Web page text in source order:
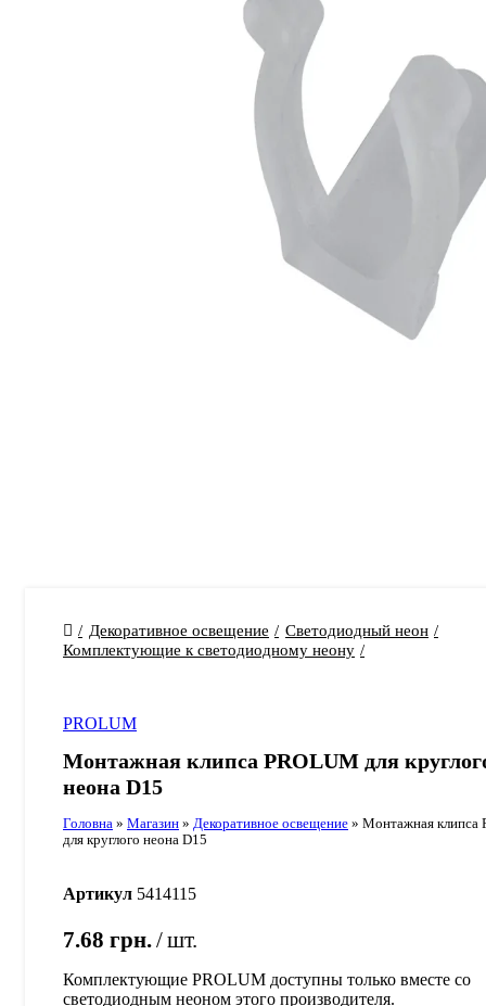
Декоративное освещение
Светодиодный неон
Комплектующие к светодиодному неону
PROLUM
Монтажная клипса PROLUM для
неона D15
Головна » Магазин » Декоративное освещение » Монтажная клипса
для круглого неона D15
Артикул 5414115
7.68 грн. шт.
Комплектующие PROLUM доступны только вместе со
светодиодным неоном этого производителя.